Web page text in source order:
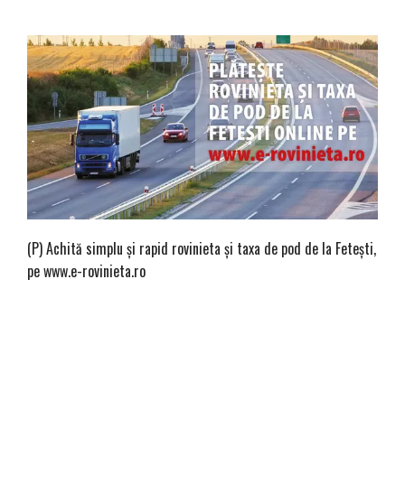
(P) Achită simplu și rapid rovinieta și taxa de pod de la Fetești,
pe www.e-rovinieta.ro